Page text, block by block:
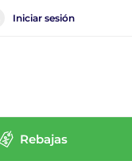
Iniciar sesión
Rebajas